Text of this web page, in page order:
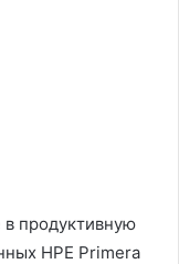
продуктивную
HPE Primera